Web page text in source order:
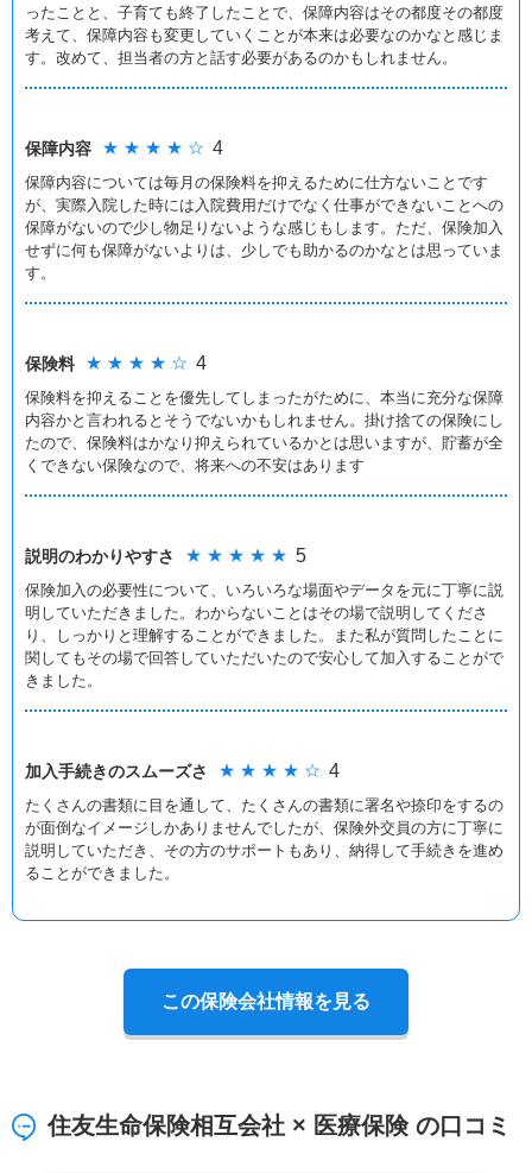
ったことと、子育ても終了したことで、保障内容はその都度その都度
考えて、保障内容も変更していくことが本来は必要なのかなと感じま
す。改めて、担当者の方と話す必要があるのかもしれません。
保障内容 ★ ★ ★ ★ ☆ 4
保障内容については毎月の保険料を抑えるために仕方ないことです
が、実際入院した時には入院費用だけでなく仕事ができないことへの
保障がないので少し物足りないような感じもします。ただ、保険加入
せずに何も保障がないよりは、少しでも助かるのかなとは思っていま
す。
保険料 ★ ★ ★ ★ ☆ 4
保険料を抑えることを優先してしまったがために、本当に充分な保障
内容かと言われるとそうでないかもしれません。掛け捨ての保険にし
たので、保険料はかなり抑えられているかとは思いますが、貯蓄が全
くできない保険なので、将来への不安はあります
説明のわかりやすさ ★ ★ ★ ★ ★ 5
保険加入の必要性について、いろいろな場面やデータを元に丁寧に説
明していただきました。わからないことはその場で説明してくださ
り、しっかりと理解することができました。また私が質問したことに
関してもその場で回答していただいたので安心して加入することがで
きました。
加入手続きのスムーズさ ★ ★ ★ ★ ☆ 4
たくさんの書類に目を通して、たくさんの書類に署名や捺印をするの
が面倒なイメージしかありませんでしたが、保険外交員の方に丁寧に
説明していただき、その方のサポートもあり、納得して手続きを進め
ることができました。
この保険会社情報を見る
住友生命保険相互会社 × 医療保険 の口コミ